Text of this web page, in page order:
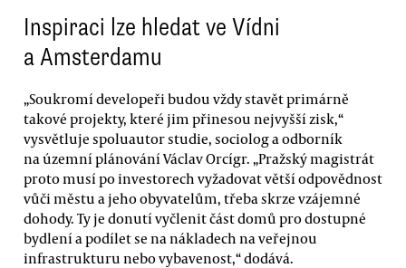
Inspiraci lze hledat ve Vídni
a Amsterdamu
„Soukromí developeři budou vždy stavět primárně
takové projekty, které jim přinesou nejvyšší zisk,“
vysvětluje spoluautor studie, sociolog a odborník
na územní plánování Václav Orcígr. „Pražský magistrát
proto musí po investorech vyžadovat větší odpovědnost
vůči městu a jeho obyvatelům, třeba skrze vzájemné
dohody. Ty je donutí vyčlenit část domů pro dostupné
bydlení a podílet se na nákladech na veřejnou
infrastrukturu nebo vybavenost,“ dodává.